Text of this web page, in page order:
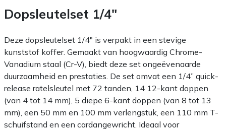
Dopsleutelset 1/4"
Deze dopsleutelset 1/4" is verpakt in een stevige
kunststof koffer. Gemaakt van hoogwaardig Chrome-
Vanadium staal (Cr-V), biedt deze set ongeëvenaarde
duurzaamheid en prestaties. De set omvat een 1/4” quick-
release ratelsleutel met 72 tanden, 14 12-kant doppen
(van 4 tot 14 mm), 5 diepe 6-kant doppen (van 8 tot 13
mm), een 50 mm en 100 mm verlengstuk, een 110 mm T-
schuifstand en een cardangewricht. Ideaal voor